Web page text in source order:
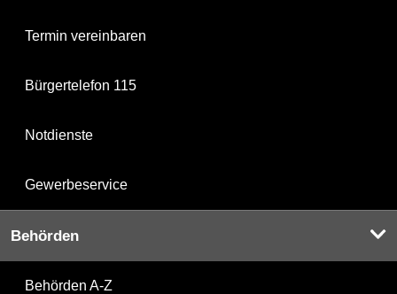
Termin vereinbaren
Bürgertelefon 115
Notdienste
Gewerbeservice
Behörden
Behörden A-Z